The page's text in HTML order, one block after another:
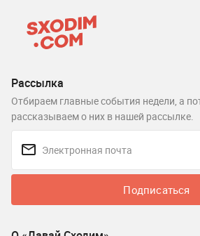
Рассылка
Отбираем главные события недели, а
рассказываем о них в нашей рассылке.
Подписаться